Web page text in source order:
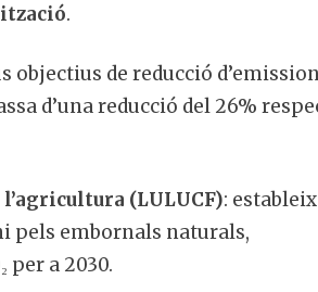
.
objectius de reducció
d’una reducció del 26%
(LULUCF): estableix
pels embornals naturals,
per a 2030.